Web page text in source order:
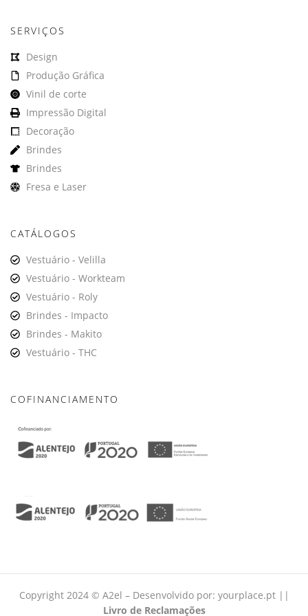
SERVIÇOS
Design
Produção Gráfica
Vinil de corte
Impressão Digital
Decoração
Brindes
Brindes
Fresa e Laser
CATÁLOGOS
Vestuário - Velilla
Vestuário - Workteam
Vestuário - Roly
Brindes - Impacto
Brindes - Makito
Vestuário - THC
COFINANCIAMENTO
Copyright 2024 © A2el – Desenvolvido por: yourplace.pt||
Livro de Reclamações